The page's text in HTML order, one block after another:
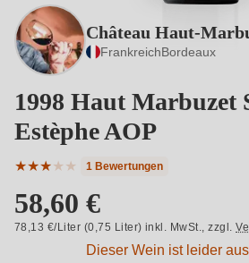
Château Haut-
FrankreichBordeaux
1998 Haut Marbuzet
Estèphe AOP
★★★★ ★
Durchschnittliche Bewertung von 3
1 Bewertungen
58,60 €
78,13 €/Liter (0,75 Liter) inkl. MwSt.,zzgl.
Dieser Wein ist leider